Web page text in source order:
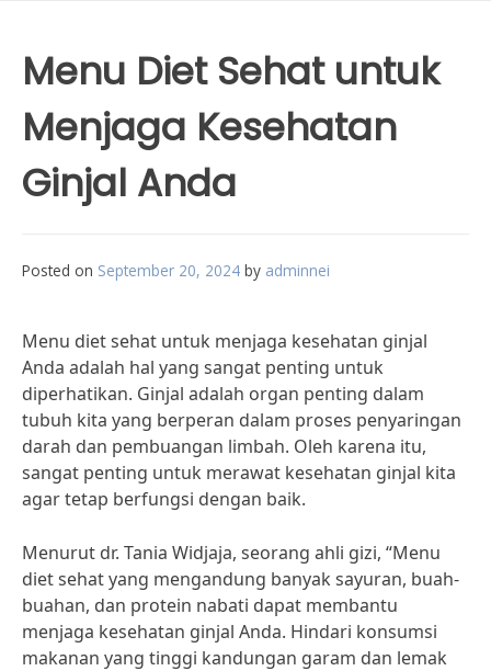
Menu Diet Sehat untuk
Menjaga Kesehatan
Ginjal Anda
Posted on September 20, 2024 by adminnei
Menu diet sehat untuk menjaga kesehatan ginjal
Anda adalah hal yang sangat penting untuk
diperhatikan. Ginjal adalah organ penting dalam
tubuh kita yang berperan dalam proses penyaringan
darah dan pembuangan limbah. Oleh karena itu,
sangat penting untuk merawat kesehatan ginjal kita
agar tetap berfungsi dengan baik.
Menurut dr. Tania Widjaja, seorang ahli gizi, “Menu
diet sehat yang mengandung banyak sayuran, buah-
buahan, dan protein nabati dapat membantu
menjaga kesehatan ginjal Anda. Hindari konsumsi
makanan yang tinggi kandungan garam dan lemak